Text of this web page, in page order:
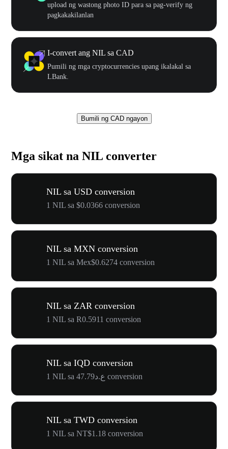
upload ng wastong photo ID para sa pag-verify ng
pagkakakilanlan
I-convert ang NIL sa CAD
Pumili ng mga cryptocurrencies upang ikalakal sa
LBank.
Bumili ng CAD ngayon
Mga sikat na NIL converter
NIL sa USD conversion
1 NIL sa $0.0366 conversion
NIL sa MXN conversion
1 NIL sa Mex$0.6274 conversion
NIL sa ZAR conversion
1 NIL sa R0.5911 conversion
NIL sa IQD conversion
1 NIL sa ع.د47.79 conversion
NIL sa TWD conversion
1 NIL sa NT$1.18 conversion